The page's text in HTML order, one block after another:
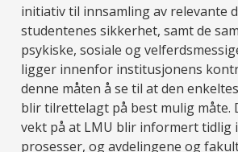
initiativ til innsamling av relevante
studentenes sikkerhet, samt de
psykiske, sosiale og
ligger innenfor institusjonens
denne måten å se til at den
blir tilrettelagt på best mulig måte.
vekt på at LMU blir informert tidlig
prosesser, og avdelingene og